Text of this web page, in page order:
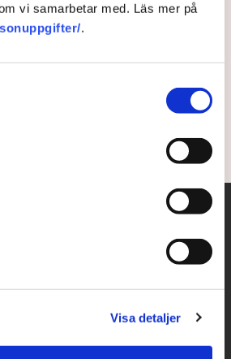
vi samarbetar med. Läs mer på
.
Visa detaljer
nya
betalningsmedel i krigstid.